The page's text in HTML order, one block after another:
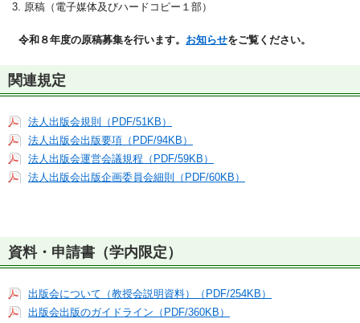
原稿（電子媒体及びハードコピー１部）
令和８年度の原稿募集を行います。 お知らせをご覧ください。
関連規定
法人出版会規則（PDF/51KB）
法人出版会出版要項（PDF/94KB）
法人出版会運営会議規程（PDF/59KB）
法人出版会出版企画委員会細則（PDF/60KB）
資料・申請書（学内限定）
出版会について（教授会説明資料）（PDF/254KB）
出版会出版のガイドライン（PDF/360KB）